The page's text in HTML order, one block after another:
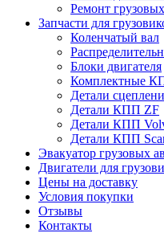
Ремонт
Запчасти для
Коленчатый вал
Блоки двигателя
Комплектные
Детали
Детали КПП ZF
Детали КПП
Детали КПП
Эвакуатор грузовых
Двигатели для
Цены на доставку
Условия покупки
Отзывы
Контакты